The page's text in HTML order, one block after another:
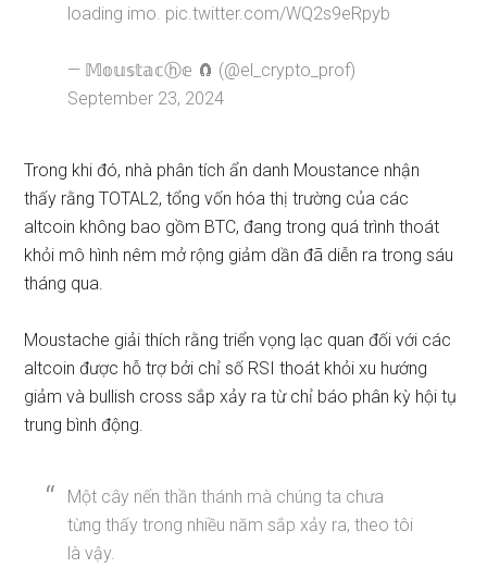
loading imo. pic.twitter.com/WQ2s9eRpyb
— 𝕄𝕠𝕦𝕤𝕥𝕒𝕔ⓗ𝕖 🧲 (@el_crypto_prof)
September 23, 2024
Trong khi đó, nhà phân tích ẩn danh Moustance nhận
thấy rằng TOTAL2, tổng vốn hóa thị trường của các
altcoin không bao gồm BTC, đang trong quá trình thoát
khỏi mô hình nêm mở rộng giảm dần đã diễn ra trong sáu
tháng qua.
Moustache giải thích rằng triển vọng lạc quan đối với các
altcoin được hỗ trợ bởi chỉ số RSI thoát khỏi xu hướng
giảm và bullish cross sắp xảy ra từ chỉ báo phân kỳ hội tụ
trung bình động.
Một cây nến thần thánh mà chúng ta chưa
từng thấy trong nhiều năm sắp xảy ra, theo tôi
là vậy.